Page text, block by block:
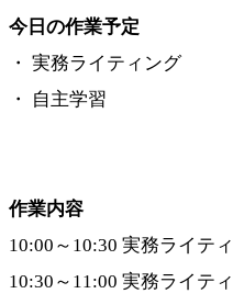
今日の作業予定
・ 実務ライティング
・ 自主学習
作業内容
10:00～10:30 実務ライテ
10:30～11:00 実務ライテ